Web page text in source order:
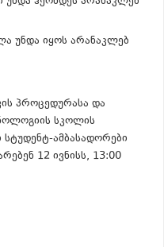
უნდა იყოს არანაკლებ
პროცედურასა და
სკოლის
ამბასადორები
12 ივნისს, 13:00